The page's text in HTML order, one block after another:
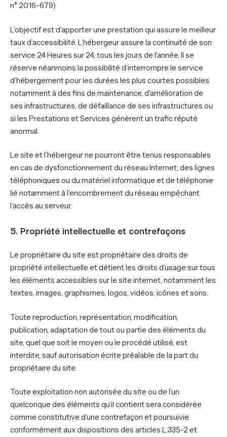
n° 2016-679)
L’objectif est d’apporter une prestation qui assure le meilleur
taux d’accessibilité. L’hébergeur assure la continuité de son
service 24 Heures sur 24, tous les jours de l’année. Il se
réserve néanmoins la possibilité d’interrompre le service
d’hébergement pour les durées les plus courtes possibles
notamment à des fins de maintenance, d’amélioration de
ses infrastructures, de défaillance de ses infrastructures ou
si les Prestations et Services génèrent un trafic réputé
anormal.
Le site et l’hébergeur ne pourront être tenus responsables
en cas de dysfonctionnement du réseau Internet, des lignes
téléphoniques ou du matériel informatique et de téléphonie
lié notamment à l’encombrement du réseau empêchant
l’accès au serveur.
5. Propriété intellectuelle et contrefaçons
Le propriétaire du site est propriétaire des droits de
propriété intellectuelle et détient les droits d’usage sur tous
les éléments accessibles sur le site internet, notamment les
textes, images, graphismes, logos, vidéos, icônes et sons.
Toute reproduction, représentation, modification,
publication, adaptation de tout ou partie des éléments du
site, quel que soit le moyen ou le procédé utilisé, est
interdite, sauf autorisation écrite préalable de la part du
propriétaire du site.
Toute exploitation non autorisée du site ou de l’un
quelconque des éléments qu’il contient sera considérée
comme constitutive d’une contrefaçon et poursuivie
conformément aux dispositions des articles L.335-2 et